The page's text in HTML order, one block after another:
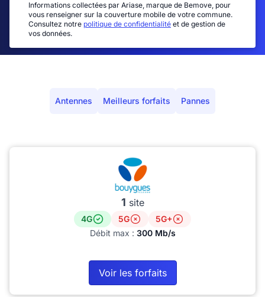
Informations collectées par Ariase, marque de Bemove, pour
vous renseigner sur la couverture mobile de votre commune.
Consultez notre politique de confidentialité et de gestion de
vos données.
Antennes Meilleurs forfaits Pannes
1 site
4G 5G
5G+
Débit max : 300 Mb/s
Voir les forfaits